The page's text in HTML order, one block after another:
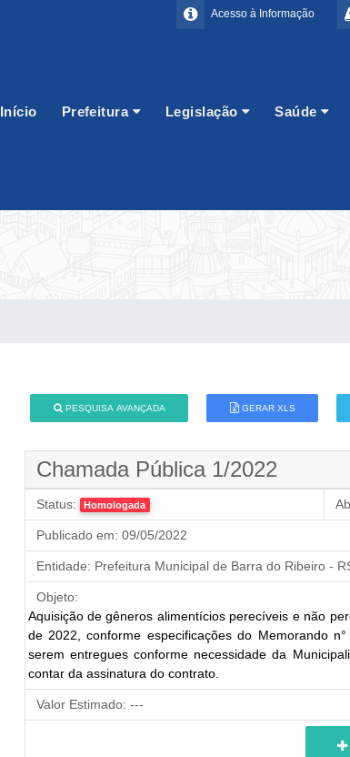
Acesso à Informação
Início Prefeitura Legislação Saúde
PESQUISA AVANÇADA GERAR XLS
Chamada Pública 1/2022
Status: Homologada
Publicado em: 09/05/2022
Entidade: Prefeitura Municipal de Barra do Ribeiro -
Objeto:
Aquisição de gêneros alimentícios perecíveis e não
de 2022, conforme especificações do Memorando
serem entregues conforme necessidade da
contar da assinatura do contrato.
Valor Estimado: ---